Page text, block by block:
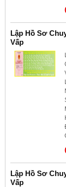
Lập Hồ Sơ
Vấp
Lập Hồ Sơ
Vấp